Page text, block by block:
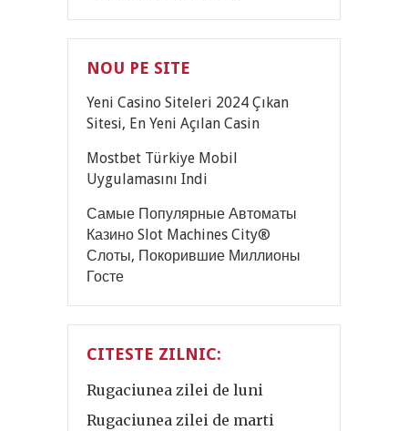
NOU PE SITE
Yeni Casino Siteleri 2024 Çıkan
Sitesi, En Yeni Açılan Casin
Mostbet Türkiye Mobil
Uygulamasını Indi
Самые Популярные Автоматы
Казино Slot Machines City®
Слоты, Покорившие Миллионы
Госте
CITESTE ZILNIC:
Rugaciunea zilei de luni
Rugaciunea zilei de marti